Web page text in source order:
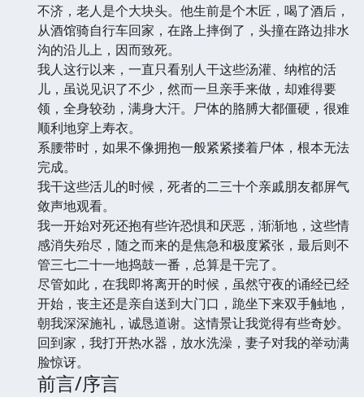
不济，老人是个大块头。他生前是个木匠，喝了酒后，
从酒馆骑自行车回家，在路上摔倒了，头撞在路边排水
沟的沿儿上，因而致死。
我人这行以来，一直只看别人干这些汤灌、纳棺的活
儿，虽说见识了不少，然而一旦亲手来做，却难得要
领，全身较劲，满身大汗。尸体的胳膊大都僵硬，很难
顺利地穿上寿衣。
系腰带时，如果不像拥抱一般紧紧搂着尸体，根本无法
完成。
我干这些活儿的时候，死者的二三十个亲戚朋友都屏气
敛声地观看。
我一开始对死还抱有些许恐惧和厌恶，渐渐地，这些情
感消失殆尽，随之而来的是焦急和极度紧张，最后则不
管三七二十一地捣鼓一番，总算是干完了。
尽管如此，在我即将离开的时候，虽然守夜的诵经已经
开始，丧主还是亲自送到大门口，跪坐下来双手触地，
朝我深深施礼，诚恳道谢。这情景让我觉得有些奇妙。
回到家，我打开热水器，放水洗澡，妻子对我的举动满
脸惊讶。
前言/序言